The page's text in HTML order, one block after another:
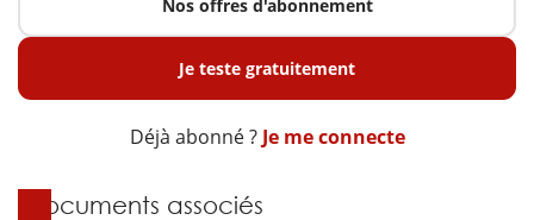
Nos offres d'abonnement
Je teste gratuitement
Déjà abonné ? Je me connecte
Documents associés